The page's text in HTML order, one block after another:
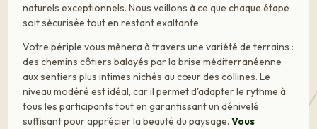
naturels exceptionnels. Nous veillons à ce que chaque étape
soit sécurisée tout en restant exaltante.
Votre périple vous mènera à travers une variété de terrains :
des chemins côtiers balayés par la brise méditerranéenne
aux sentiers plus intimes nichés au cœur des collines. Le
niveau modéré est idéal, car il permet d'adapter le rythme à
tous les participants tout en garantissant un dénivelé
suffisant pour apprécier la beauté du paysage. Vous